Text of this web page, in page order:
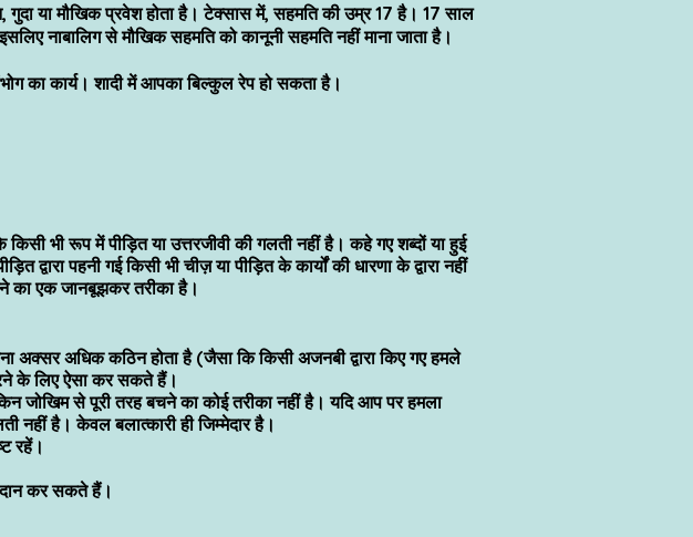
या मौखिक प्रवेश होता है। टेक्सास में, सहमति की उम्र 17 है। 17 साल
नाबालिग से मौखिक सहमति को कानूनी सहमति नहीं माना जाता है।
का कार्य। शादी में आपका बिल्कुल रेप हो सकता है।
भी रूप में पीड़ित या उत्तरजीवी की गलती नहीं है। कहे गए शब्दों या हुई
पहनी गई किसी भी चीज़ या पीड़ित के कार्यों की धारणा के द्वारा नहीं
का एक जानबूझकर तरीका है।
अक्सर अधिक कठिन होता है (जैसा कि किसी अजनबी द्वारा किए गए हमले
के लिए ऐसा कर सकते हैं।
जोखिम से पूरी तरह बचने का कोई तरीका नहीं है। यदि आप पर हमला
नहीं है। केवल बलात्कारी ही जिम्मेदार है।
रहें।
कर सकते हैं।